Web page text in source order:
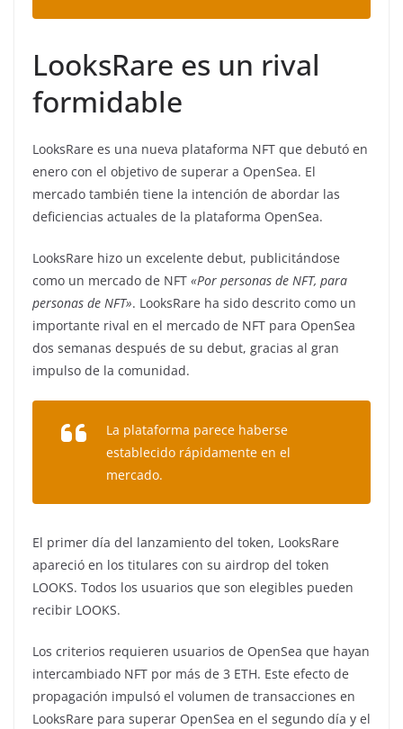
LooksRare es un rival
formidable
LooksRare es una nueva plataforma NFT que debutó en
enero con el objetivo de superar a OpenSea. El
mercado también tiene la intención de abordar las
deficiencias actuales de la plataforma OpenSea.
LooksRare hizo un excelente debut, publicitándose
como un mercado de NFT «Por personas de NFT, para
personas de NFT». LooksRare ha sido descrito como un
importante rival en el mercado de NFT para OpenSea
dos semanas después de su debut, gracias al gran
impulso de la comunidad.
La plataforma parece haberse
establecido rápidamente en el
mercado.
El primer día del lanzamiento del token, LooksRare
apareció en los titulares con su airdrop del token
LOOKS. Todos los usuarios que son elegibles pueden
recibir LOOKS.
Los criterios requieren usuarios de OpenSea que hayan
intercambiado NFT por más de 3 ETH. Este efecto de
propagación impulsó el volumen de transacciones en
LooksRare para superar OpenSea en el segundo día y el